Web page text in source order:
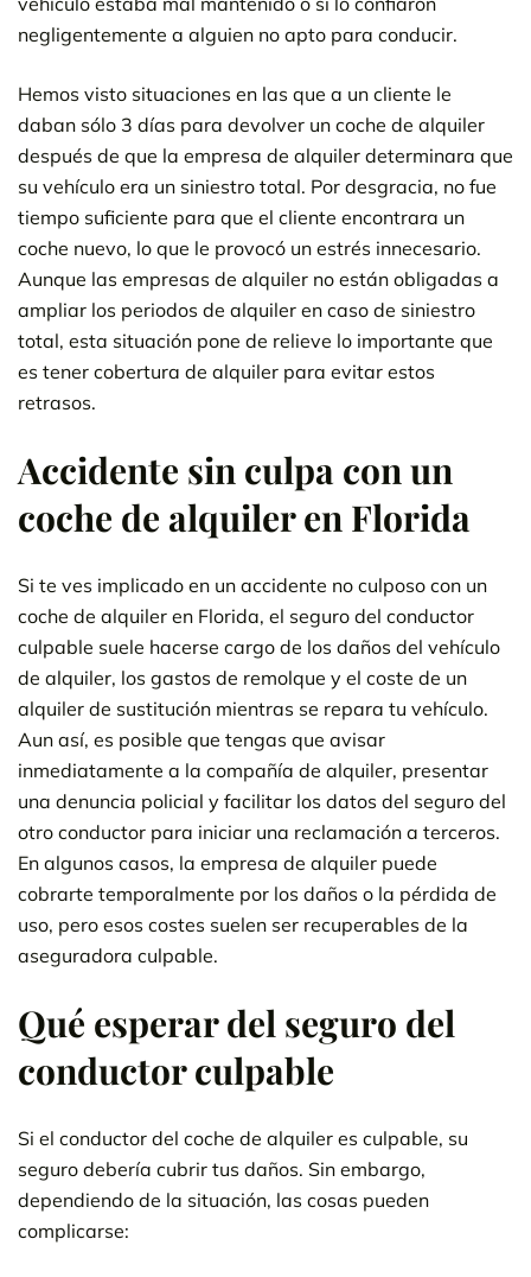
negligentemente a alguien no apto para conducir.
Hemos visto situaciones en las que a un cliente le
daban sólo 3 días para devolver un coche de alquiler
después de que la empresa de alquiler determinara que
su vehículo era un siniestro total. Por desgracia, no fue
tiempo suficiente para que el cliente encontrara un
coche nuevo, lo que le provocó un estrés innecesario.
Aunque las empresas de alquiler no están obligadas a
ampliar los periodos de alquiler en caso de siniestro
total, esta situación pone de relieve lo importante que
es tener cobertura de alquiler para evitar estos
retrasos.
Accidente sin culpa con un
coche de alquiler en Florida
Si te ves implicado en un accidente no culposo con un
coche de alquiler en Florida, el seguro del conductor
culpable suele hacerse cargo de los daños del vehículo
de alquiler, los gastos de remolque y el coste de un
alquiler de sustitución mientras se repara tu vehículo.
Aun así, es posible que tengas que avisar
inmediatamente a la compañía de alquiler, presentar
una denuncia policial y facilitar los datos del seguro del
otro conductor para iniciar una reclamación a terceros.
En algunos casos, la empresa de alquiler puede
cobrarte temporalmente por los daños o la pérdida de
uso, pero esos costes suelen ser recuperables de la
aseguradora culpable.
Qué esperar del seguro del
conductor culpable
Si el conductor del coche de alquiler es culpable, su
seguro debería cubrir tus daños. Sin embargo,
dependiendo de la situación, las cosas pueden
complicarse: